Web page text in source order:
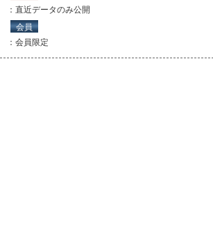
：直近データのみ公開
会員
：会員限定